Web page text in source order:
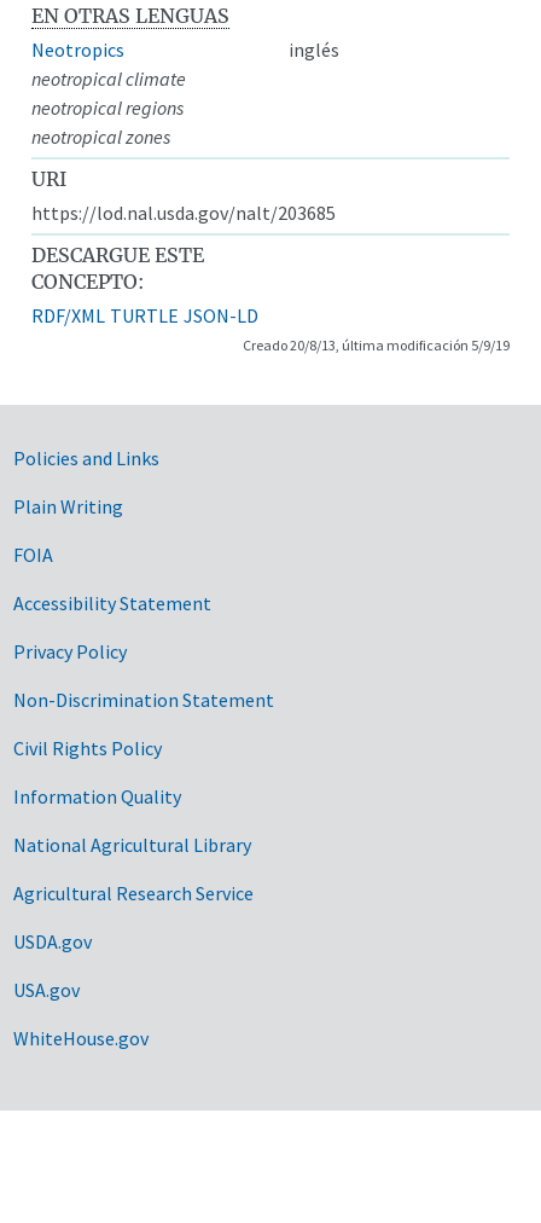
EN OTRAS LENGUAS
Neotropics
inglés
neotropical climate
neotropical regions
neotropical zones
URI
https://lod.nal.usda.gov/nalt/203685
DESCARGUE ESTE
CONCEPTO:
RDF/XML TURTLE JSON-LD
Creado 20/8/13, última modificación 5/9/19
Government Links
Policies and Links
Plain Writing
FOIA
Accessibility Statement
Privacy Policy
Non-Discrimination Statement
Civil Rights Policy
Information Quality
National Agricultural Library
Agricultural Research Service
USDA.gov
USA.gov
WhiteHouse.gov